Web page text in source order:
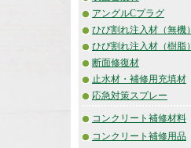
アングルCプラグ
ひび割れ注入材（無機）
ひび割れ注入材（樹脂）
断面修復材
止水材・補修用充填材
応急対策スプレー
コンクリート補修材料
コンクリート補修用品